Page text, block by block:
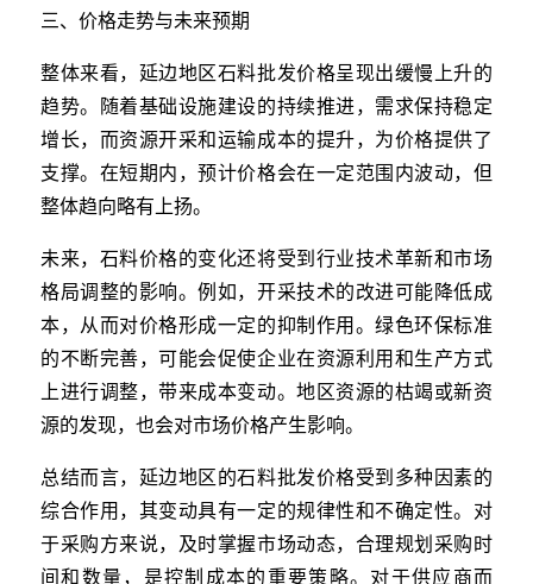
三、价格走势与未来预期
整体来看，延边地区石料批发价格呈现出缓慢上升的
趋势。随着基础设施建设的持续推进，需求保持稳定
增长，而资源开采和运输成本的提升，为价格提供了
支撑。在短期内，预计价格会在一定范围内波动，但
整体趋向略有上扬。
未来，石料价格的变化还将受到行业技术革新和市场
格局调整的影响。例如，开采技术的改进可能降低成
本，从而对价格形成一定的抑制作用。绿色环保标准
的不断完善，可能会促使企业在资源利用和生产方式
上进行调整，带来成本变动。地区资源的枯竭或新资
源的发现，也会对市场价格产生影响。
总结而言，延边地区的石料批发价格受到多种因素的
综合作用，其变动具有一定的规律性和不确定性。对
于采购方来说，及时掌握市场动态，合理规划采购时
间和数量，是控制成本的重要策略。对于供应商而